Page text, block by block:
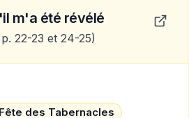
m'a été révélé
22-23 et 24-25)
des Tabernacles